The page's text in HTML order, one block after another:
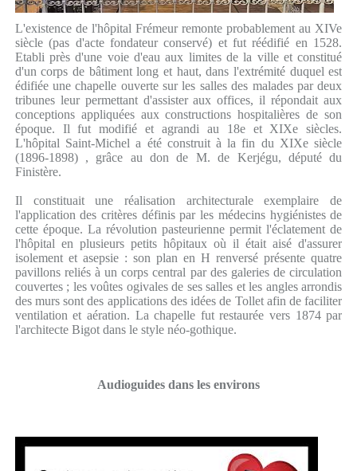
L'existence de l'hôpital Frémeur remonte probablement au XIVe
siècle (pas d'acte fondateur conservé) et fut réédifié en 1528.
Etabli près d'une voie d'eau aux limites de la ville et constitué
d'un corps de bâtiment long et haut, dans l'extrémité duquel est
édifiée une chapelle ouverte sur les salles des malades par deux
tribunes leur permettant d'assister aux offices, il répondait aux
conceptions appliquées aux constructions hospitalières de son
époque. Il fut modifié et agrandi au 18e et XIXe siècles.
L'hôpital Saint-Michel a été construit à la fin du XIXe siècle
(1896-1898) , grâce au don de M. de Kerjégu, député du
Finistère.
Il constituait une réalisation architecturale exemplaire de
l'application des critères définis par les médecins hygiénistes de
cette époque. La révolution pasteurienne permit l'éclatement de
l'hôpital en plusieurs petits hôpitaux où il était aisé d'assurer
isolement et asepsie : son plan en H renversé présente quatre
pavillons reliés à un corps central par des galeries de circulation
couvertes ; les voûtes ogivales de ses salles et les angles arrondis
des murs sont des applications des idées de Tollet afin de faciliter
ventilation et aération. La chapelle fut restaurée vers 1874 par
l'architecte Bigot dans le style néo-gothique.
Audioguides dans les environs